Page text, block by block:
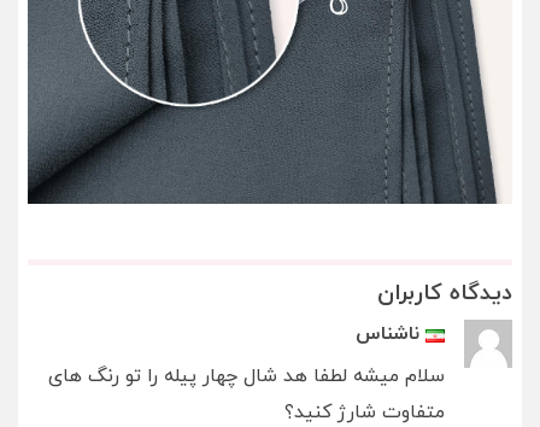
دیدگاه کاربران
ناشناس
سلام میشه لطفا هد شال چهار پیله را تو رنگ های
متفاوت شارژ کنید؟